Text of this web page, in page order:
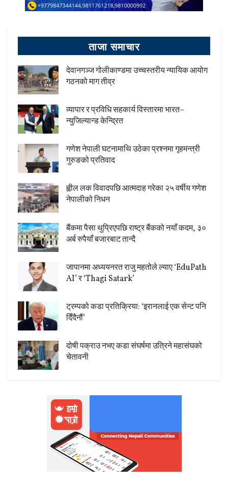
ताजा समाचार
देवानगञ्ज गोलीकाण्डमा उच्चस्तरीय न्यायिक आयोग
गठनको माग तीव्र
व्यापार र प्रविधि सहकार्य विस्तारमा भारत–
न्युजिल्यान्ड केन्द्रित
गणेश नेपाली घटनामाथि उठेका प्रश्नमा गृहमन्त्री
गुरुङको प्रतिवाद
ह्वील लक विवादपछि आत्मदाह गरेका २५ वर्षीय गणेश
नेपालीको निधन
बैंकमा पैसा थुप्रिएपछि राष्ट्र बैंकको नयाँ कदम, ३०
अर्ब रुपैयाँ बजारबाट तान्दै
जापानमा अध्ययनरत राजु महतोले ल्याए ‘EduPath
AI’ र ‘Thagi Satark’
ट्रम्पको कडा प्रतिक्रिया: ‘इरानलाई एक सेन्ट पनि
दिँदैनौं’
दोषी पक्राउ नभए कडा संघर्षमा उत्रिने महासंघको
चेतावनी